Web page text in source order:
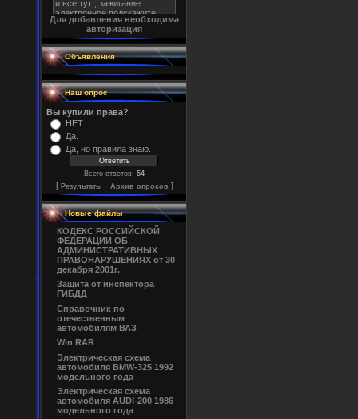
Для добавления необходима
авторизация
Объявления
Наш опрос
Вы купили права?
НЕТ.
Да.
Да, но правила знаю.
Всего ответов: 54
[ Результаты · Архив опросов ]
Новые файлы
КОДЕКС РОССИЙСКОЙ
ФЕДЕРАЦИИ ОБ
АДМИНИСТРАТИВНЫХ
ПРАВОНАРУШЕНИЯХ от 30
декабря 2001г.
Защита от инспектора
ГИБДД
Справочник по
отечественным
автомобилям ВАЗ
Win RAR
Электрическая схема
автомобиля BMW-325 1992
модельного года
Электрическая схема
автомобиля AUDI-200 1986
модельного года